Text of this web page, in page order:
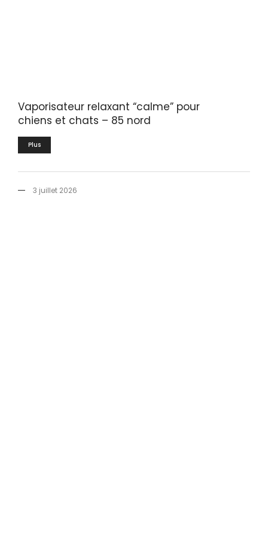
Vaporisateur relaxant “calme” pour
chiens et chats – 85 nord
Plus
3 juillet 2026